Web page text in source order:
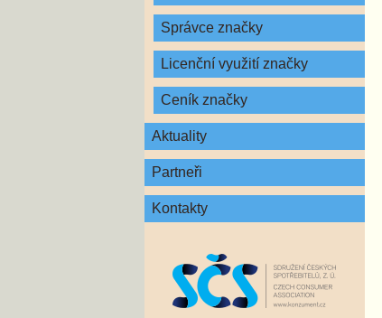
Správce značky
Licenční využití značky
Ceník značky
Aktuality
Partneři
Kontakty